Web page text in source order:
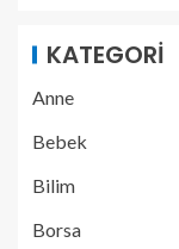
KATEGORI
Anne
Bebek
Bilim
Borsa